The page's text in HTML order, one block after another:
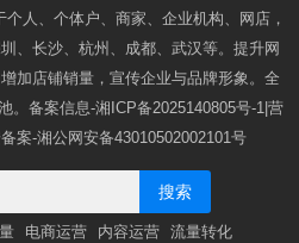
个人、个体户、商家、企业机构、网店，
、长沙、杭州、成都、武汉等。提升网
加店铺销量，宣传企业与品牌形象。全
。备案信息-湘ICP备2025140805号-1 |营
案-湘公网安备43010502002101号
搜索
电商运营 内容运营 流量转化